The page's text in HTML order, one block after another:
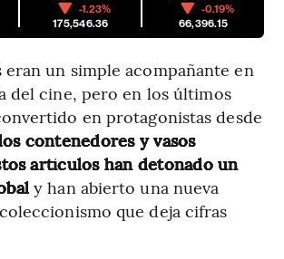
-1.23%
175,546.36
-0.19%
66,396.15
eran un simple acompañante en
del cine, pero en los últimos
en protagonistas desde
contenedores y vasos
artículos han detonado un
y han abierto una nueva
que deja cifras